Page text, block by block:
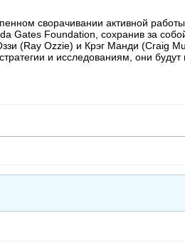
сворачивании активной
Gates Foundation, сохранив за
(Ray Ozzie) и Крэг Манди (Craig
и исследованиям, они